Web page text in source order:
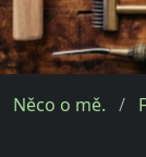
Něco o mě.